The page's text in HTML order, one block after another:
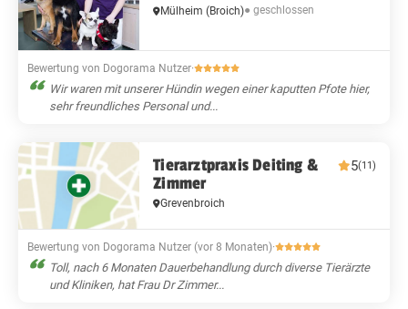
Mülheim(Broich)● geschlossen
Bewertung von Dogorama Nutzer·
Wir waren mit unserer Hündin wegen einer kaputten Pfote hier,
sehr freundliches Personal und...
Tierarztpraxis Deiting &
Zimmer
5(11)
Grevenbroich
Bewertung von Dogorama Nutzer (vor 8 Monaten)·
Toll, nach 6 Monaten Dauerbehandlung durch diverse Tierärzte
und Kliniken, hat Frau Dr Zimmer...